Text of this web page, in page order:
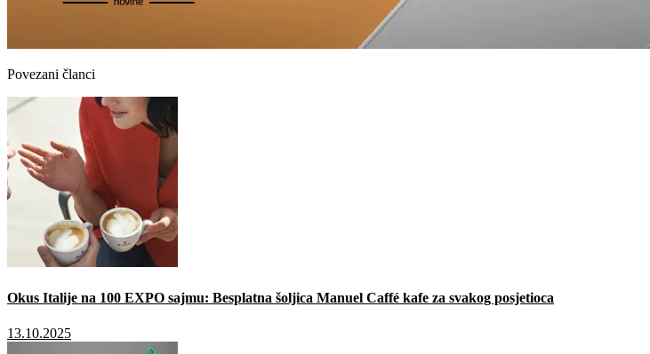
Povezani članci
Okus Italije na 100 EXPO sajmu: Besplatna šoljica Manuel Caffé kafe za svakog posjetioca
13.10.2025